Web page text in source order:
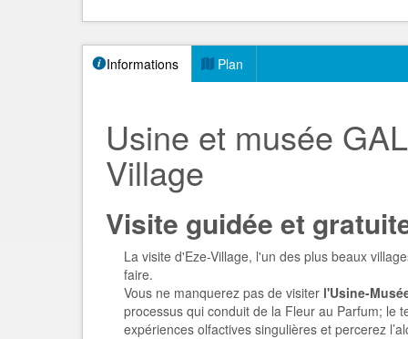
Informations Plan
Usine et musée
Village
Visite guidée et
La visite d'Eze-Village, l'un des plus beaux
faire.
Vous ne manquerez pas de visiter l'Usine-
processus qui conduit de la Fleur au Parfum; le
expériences olfactives singulières et percerez